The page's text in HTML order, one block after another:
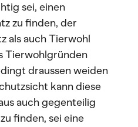
sei, einen
zu finden, der
als auch Tierwohl
Tierwohlgründen
draussen weiden
kann diese
auch gegenteilig
finden, sei eine